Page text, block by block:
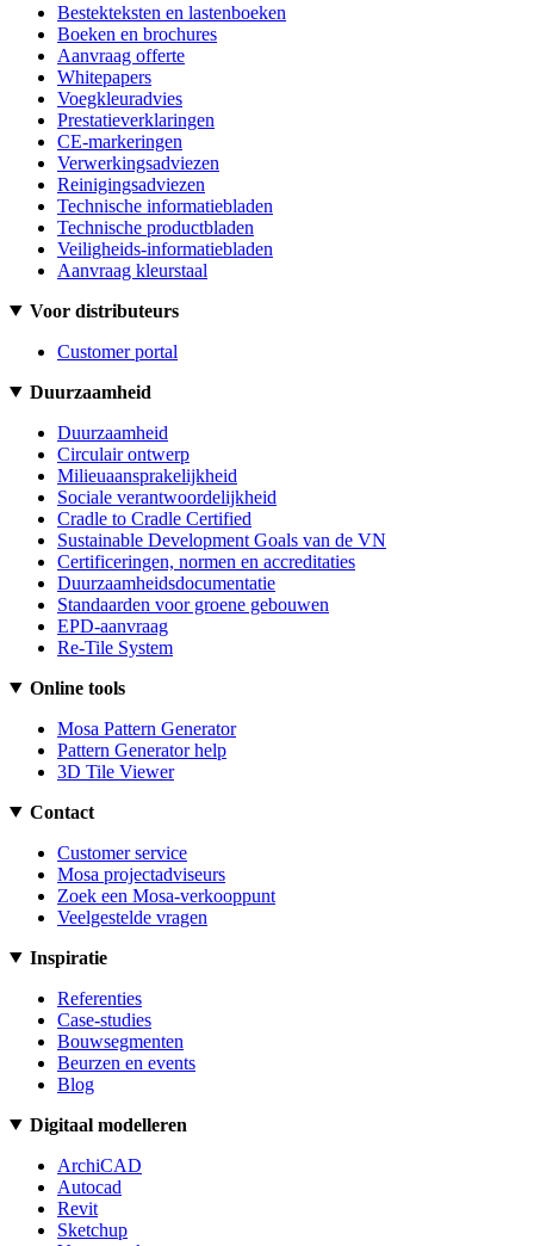
Bestekteksten en lastenboeken
Boeken en brochures
Aanvraag offerte
Whitepapers
Voegkleuradvies
Prestatieverklaringen
CE-markeringen
Verwerkingsadviezen
Reinigingsadviezen
Technische informatiebladen
Technische productbladen
Veiligheids-informatiebladen
Aanvraag kleurstaal
Voor distributeurs
Customer portal
Duurzaamheid
Duurzaamheid
Circulair ontwerp
Milieuaansprakelijkheid
Sociale verantwoordelijkheid
Cradle to Cradle Certified
Sustainable Development Goals van de VN
Certificeringen, normen en accreditaties
Duurzaamheidsdocumentatie
Standaarden voor groene gebouwen
EPD-aanvraag
Re-Tile System
Online tools
Mosa Pattern Generator
Pattern Generator help
3D Tile Viewer
Contact
Customer service
Mosa projectadviseurs
Zoek een Mosa-verkooppunt
Veelgestelde vragen
Inspiratie
Referenties
Case-studies
Bouwsegmenten
Beurzen en events
Blog
Digitaal modelleren
ArchiCAD
Autocad
Revit
Sketchup